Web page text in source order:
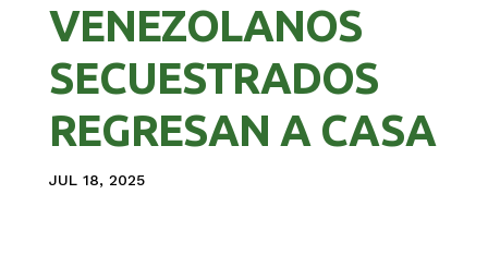
VENEZOLANOS
SECUESTRADOS
REGRESAN A CASA
JUL 18, 2025